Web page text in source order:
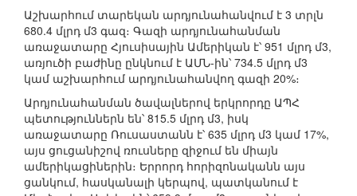
Աշխարհում տարեկան արդյունահանվում է 3 տրլն
680.4 մլրդ մ3 գազ։ Գազի արդյունահանման
առաջատարը Հյուսիսային Ամերիկան է՝ 951 մլրդ մ3,
առյուծի բաժինը ընկնում է ԱՄՆ-ին՝ 734.5 մլրդ մ3
կամ աշխարհում արդյունահանվող գազի 20%։
Արդյունահանման ծավալներով երկրորդը ԱՊՀ
պետություններն են՝ 815.5 մլրդ մ3, իսկ
առաջատարը Ռուսաստանն է՝ 635 մլրդ մ3 կամ 17%,
այս ցուցանիշով ռուսները զիջում են միայն
ամերիկացիներին։ Երրորդ հորիզոնականն այս
ցանկում, հասկանալի կերպով, պատկանում է